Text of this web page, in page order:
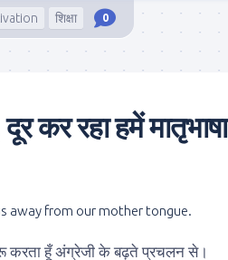
शिक्षा 0
कर रहा हमें मातृभाषा
करता हूँ अंग्रेजी के बढ़ते प्रचलन से।